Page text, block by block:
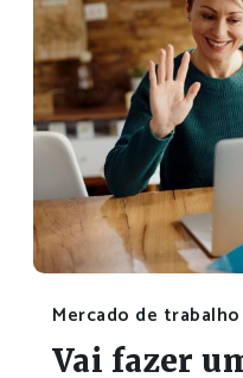
Mercado de
Vai fazer